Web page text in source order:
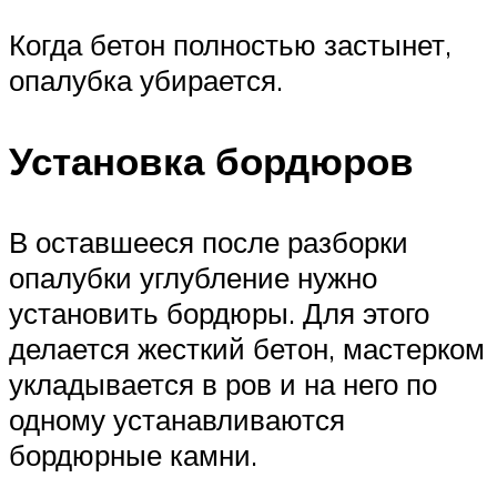
Когда бетон полностью застынет,
опалубка убирается.
Установка бордюров
В оставшееся после разборки
опалубки углубление нужно
установить бордюры. Для этого
делается жесткий бетон, мастерком
укладывается в ров и на него по
одному устанавливаются
бордюрные камни.